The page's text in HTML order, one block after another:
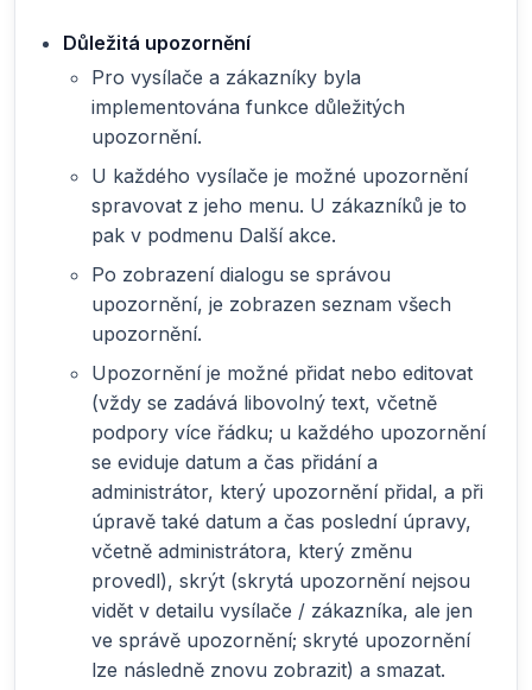
Důležitá upozornění
Pro vysílače a zákazníky byla
implementována funkce důležitých
upozornění.
U každého vysílače je možné upozornění
spravovat z jeho menu. U zákazníků je to
pak v podmenu Další akce.
Po zobrazení dialogu se správou
upozornění, je zobrazen seznam všech
upozornění.
Upozornění je možné přidat nebo editovat
(vždy se zadává libovolný text, včetně
podpory více řádku; u každého upozornění
se eviduje datum a čas přidání a
administrátor, který upozornění přidal, a při
úpravě také datum a čas poslední úpravy,
včetně administrátora, který změnu
provedl), skrýt (skrytá upozornění nejsou
vidět v detailu vysílače / zákazníka, ale jen
ve správě upozornění; skryté upozornění
lze následně znovu zobrazit) a smazat.